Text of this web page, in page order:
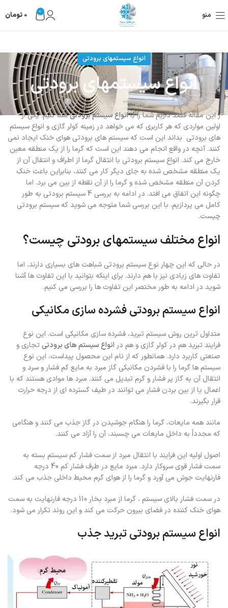
منو 0
0 تومان
انواع سیستمهای برودتی
انواع سیستمهای برودتی
سپاهان سرما در تاریخ 2
ر این مقاله قصد داریم شما را باانواع سیستم برودتیآشنا کنیم. یکی از
اولین مواردی که هر کاربری که می خواهد در زمینه کولر گازی و انواع سیستم
های برودتی بداند این است که سیستم های برودتی هوای خنک ایجاد نمی
کنند. آنچه در واقع انجام می دهند این است که گرما را از یک منطقه معین
خارج می کند. انواع سیستم برودتی با انتقال گرما از اطراف و انتقال آن از
یک منطقه مشخص شده به جای دیگر کار می کنند، بنابراین باعث خنک
کردن آن منطقه مشخص شده و گرما را از آن نقطه از بین می برد. اما
چگونه این اتفاق می افتد. در ادامه به بررسی 4 سیستم برودتی به طور
کامل می پردازیم. با این بررسی شما متوجه می شوید که سیستم برودتی
چیست.
انواع مختلف سیستمهای برودتی چیست؟
در حالی که این چهار نوع سیستم برودتی شباهت های بسیاری دارند، اما
تفاوت های زیادی نیز با هم دارند. برای اینکه بتوانید با این تفاوت ها آشنا
شوید در ادامه به طور مختصر این تفاوت ها را بررسی می کنیم.
انواع سیستم برودتی فشرده سازی مکانیکی
متداول ترین روش سیستم تبرید، فشرده سازی مکانیکی است. این نوع
فرایند تبرید هم در کولر گازی و هم در انواع سیستم های برودتیتجاری و
صنعتی کاربرد دارد. همانطور که از نام این محصول پیداست، این نوع
سیستم ها گرما را با فشردن مکانیکی گاز مبرد به مایع کم فشار و سرد و
انتقال آن به گاز پر فشار و گرم تبدیل می کنند. مبرد ها موادی هستند که با
اعمال یا از بین بردن فشار می توانند در طیف گسترده ای از درجه حرارت
قرار بگیرند.
مانند همه مایعات، گرما را هنگام جوشیدن در گاز جذب می کنند و هنگامی
که مجدداً به داخل مایعات می چسبند، آن را آزاد می کنند.
اصول اولیه این فرایند با انتقال مبرد از سمت فشار کم سیستم بسته به
سمت فشار قوی سروکار دارد. مبرد مایع در طرف فشار کم 40 درجه
فارنهایت جوش می آورد و گرما را از هوای گرم محیط داخلی جذب می کند.
در سمت فشار بالای سیستم ، گرما از مبرد بخار 110 درجه فارنهایت به سمت
هوای خنک کننده در فضای بیرون حرکت می کند و این روند تکرار می شود.
انواع سیستم برودتی تبرید جذب